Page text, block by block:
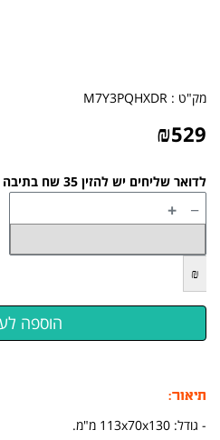
מק"ט : M7Y3PQHXDR
₪529
לדואר שליחים יש להזין 35 שח בתיבה
−
+
₪
תיאור:
- גודל: 113x70x130 מ"מ.